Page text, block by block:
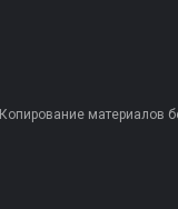
Копирование материалов